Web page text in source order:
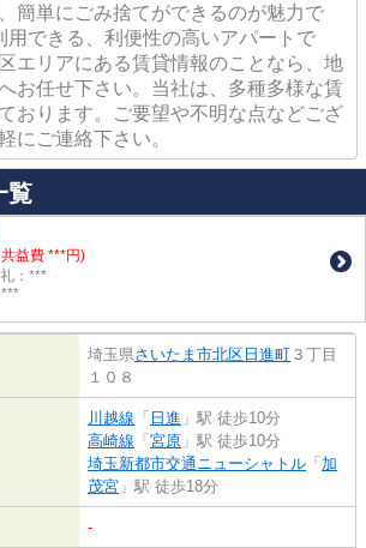
簡単にごみ捨てができるのが魅力で
用できる、利便性の高いアパートで
エリアにある賃貸情報のことなら、地
お任せ下さい。当社は、多種多様な賃
おります。ご要望や不明な点などござ
にご連絡下さい。
覧
益費 ***円)
：***
埼玉県さいたま市北区 日進町 ３丁目
１０８
川越線 「 日進 」駅 徒歩10分
高崎線 「 宮原 」駅 徒歩10分
埼玉新都市交通ニューシャトル 「 加
茂宮 」駅 徒歩18分
-